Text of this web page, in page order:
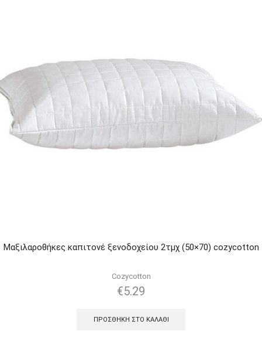
Μαξιλαροθήκες καπιτονέ ξενοδοχείου 2τμχ (50×70) cozycotton
Cozycotton
€5.29
ΠΡΟΣΘΉΚΗ ΣΤΟ ΚΑΛΆΘΙ